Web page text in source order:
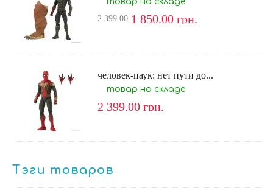
2 399.00 1 850.00 грн.
человек-паук: нет пути до...
товар на складе
2 399.00 грн.
Тэги товаров